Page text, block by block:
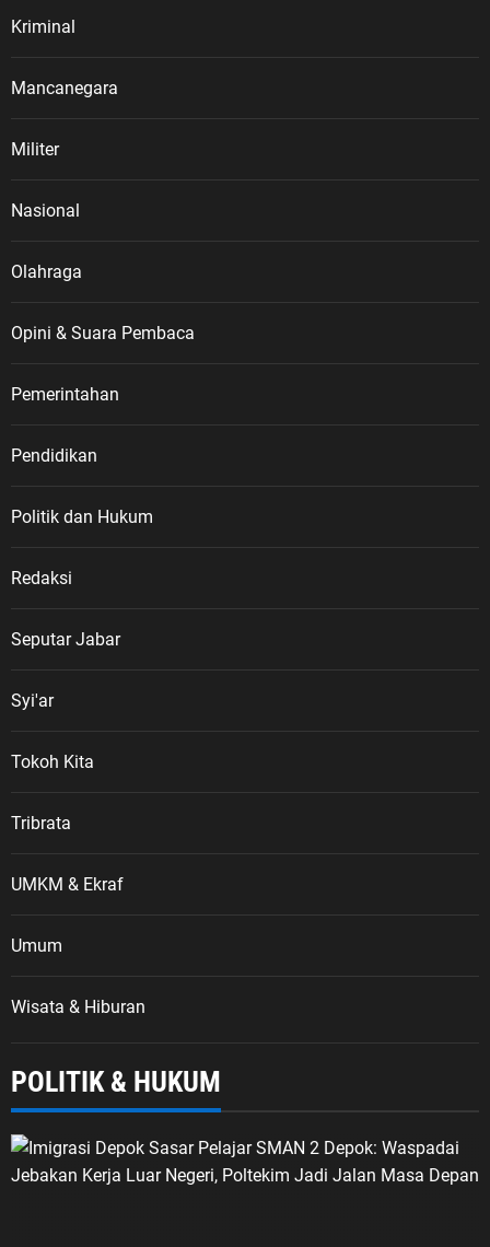
Kriminal
Mancanegara
Militer
Nasional
Olahraga
Opini & Suara Pembaca
Pemerintahan
Pendidikan
Politik dan Hukum
Redaksi
Seputar Jabar
Syi'ar
Tokoh Kita
Tribrata
UMKM & Ekraf
Umum
Wisata & Hiburan
POLITIK & HUKUM